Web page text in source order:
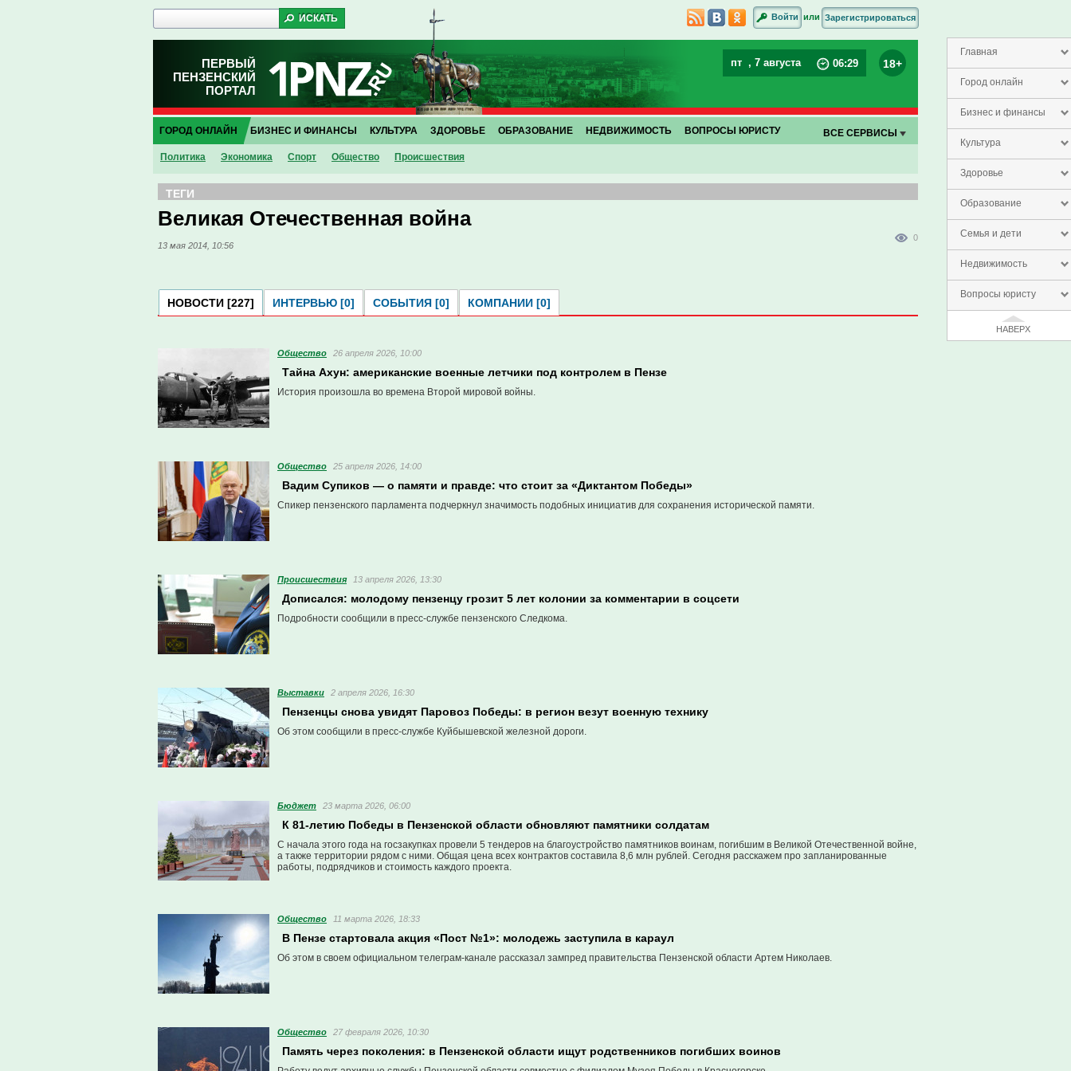
Главная
Город онлайн
Бизнес и финансы
Культура
Здоровье
Образование
Семья и дети
Недвижимость
Вопросы юристу
НАВЕРХ
Войти или Зарегистрироваться
ПЕРВЫЙ
ПЕНЗЕНСКИЙ
ПОРТАЛ
пт , 7 августа 06:29 18+
ГОРОД ОНЛАЙН
Политика Экономика Спорт Общество Проиcшествия
БИЗНЕС И ФИНАНСЫ КУЛЬТУРА ЗДОРОВЬЕ ОБРАЗОВАНИЕ НЕДВИЖИМОСТЬ ВОПРОСЫ ЮРИСТУ ВСЕ СЕРВИСЫ
ТЕГИ
Великая Отечественная война
13 мая 2014, 10:56
0
НОВОСТИ [227] ИНТЕРВЬЮ [0] СОБЫТИЯ [0] КОМПАНИИ [0]
Общество 26 апреля 2026, 10:00
Тайна Ахун: американские военные летчики под контролем в Пензе
История произошла во времена Второй мировой войны.
Общество 25 апреля 2026, 14:00
Вадим Супиков — о памяти и правде: что стоит за «Диктантом Победы»
Спикер пензенского парламента подчеркнул значимость подобных инициатив для сохранения исторической памяти.
Проиcшествия 13 апреля 2026, 13:30
Дописался: молодому пензенцу грозит 5 лет колонии за комментарии в соцсети
Подробности сообщили в пресс-службе пензенского Следкома.
Выставки 2 апреля 2026, 16:30
Пензенцы снова увидят Паровоз Победы: в регион везут военную технику
Об этом сообщили в пресс-службе Куйбышевской железной дороги.
Бюджет 23 марта 2026, 06:00
К 81-летию Победы в Пензенской области обновляют памятники солдатам
С начала этого года на госзакупках провели 5 тендеров на благоустройство памятников воинам, погибшим в Великой Отечественной войне,
а также территории рядом с ними. Общая цена всех контрактов составила 8,6 млн рублей. Сегодня расскажем про запланированные
работы, подрядчиков и стоимость каждого проекта.
Общество 11 марта 2026, 18:33
В Пензе стартовала акция «Пост №1»: молодежь заступила в караул
Об этом в своем официальном телеграм-канале рассказал зампред правительства Пензенской области Артем Николаев.
Общество 27 февраля 2026, 10:30
Память через поколения: в Пензенской области ищут родственников погибших воинов